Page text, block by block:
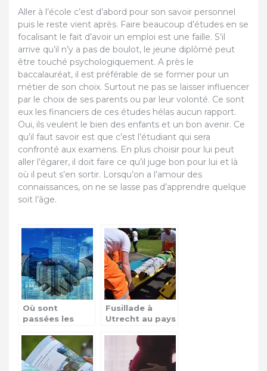
Aller à l’école c’est d’abord pour son savoir personnel
puis le reste vient après. Faire beaucoup d’études en se
focalisant le fait d’avoir un emploi est une faille. S’il
arrive qu’il n’y a pas de boulot, le jeune diplômé peut
être touché psychologiquement. A près le
baccalauréat, il est préférable de se former pour un
métier de son choix. Surtout ne pas se laisser influencer
par le choix de ses parents ou par leur volonté. Ce sont
eux les financiers de ces études hélas aucun rapport.
Oui, ils veulent le bien des enfants et un bon avenir. Ce
qu’il faut savoir est que c’est l’étudiant qui sera
confronté aux examens. En plus choisir pour lui peut
aller l’égarer, il doit faire ce qu’il juge bon pour lui et là
où il peut s’en sortir. Lorsqu’on a l’amour des
connaissances, on ne se lasse pas d’apprendre quelque
soit l’âge.
Où sont
passées les
politesse dans
les grandes
métropoles ?
Fusillade à
Utrecht au pays